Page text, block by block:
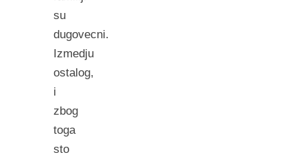
su
dugovecni.
Izmedju
ostalog,
i
zbog
toga
sto